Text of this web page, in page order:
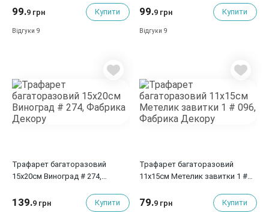
99.9 грн Купити
Відгуки 9
99.9 грн Купити
Відгуки 9
Трафарет багаторазовий
15x20см Виноград # 274,
139.9 грн Купити
Трафарет багаторазовий
11x15см Метелик завитки 1 #
79.9 грн Купити